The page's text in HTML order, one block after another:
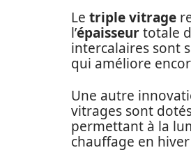
Le triple vitrage
l’épaisseurtotale
intercalaires sont
qui améliore
Une autre
vitrages sont
permettant à la
chauffage en